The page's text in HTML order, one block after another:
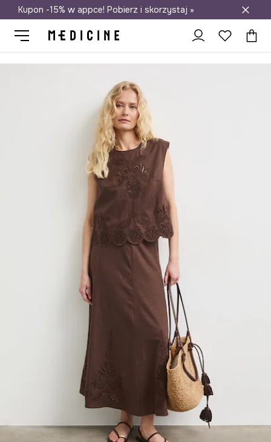
Darmowa dostawa do salonów
Kupon -15% w appce! Pobierz i skorzystaj »